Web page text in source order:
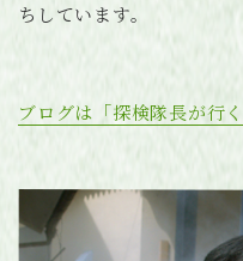
ちしています。
ブログは「探検隊長が行